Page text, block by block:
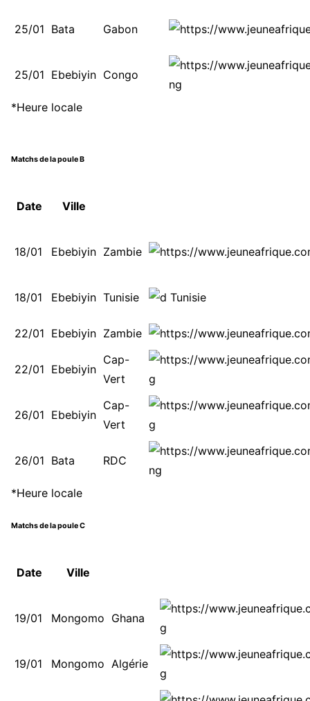
25/01 Bata Gabon
25/01 Ebebiyin Congo
*Heure locale
Matchs de la poule B
Date Ville
18/01 Ebebiyin Zambie
18/01 Ebebiyin Tunisie
22/01 Ebebiyin Zambie
22/01 Ebebiyin
Cap-
Vert
26/01 Ebebiyin
Cap-
Vert
26/01 Bata RDC
*Heure locale
Matchs de la poule C
Date Ville
19/01 Mongomo Ghana
19/01 Mongomo Algérie